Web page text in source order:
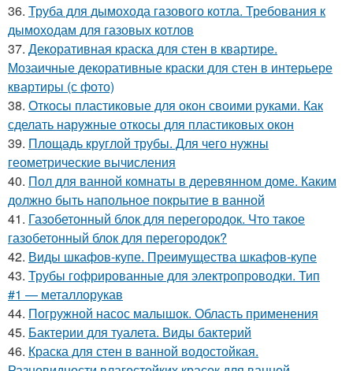
36. Труба для дымохода газового котла. Требования к
дымоходам для газовых котлов
37. Декоративная краска для стен в квартире.
Мозаичные декоративные краски для стен в интерьере
квартиры (с фото)
38. Откосы пластиковые для окон своими руками. Как
сделать наружные откосы для пластиковых окон
39. Площадь круглой трубы. Для чего нужны
геометрические вычисления
40. Пол для ванной комнаты в деревянном доме. Каким
должно быть напольное покрытие в ванной
41. Газобетонный блок для перегородок. Что такое
газобетонный блок для перегородок?
42. Виды шкафов-купе. Преимущества шкафов-купе
43. Трубы гофрированные для электропроводки. Тип
#1 — металлорукав
44. Погружной насос малышок. Область применения
45. Бактерии для туалета. Виды бактерий
46. Краска для стен в ванной водостойкая.